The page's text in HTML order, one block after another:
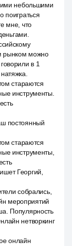
небольшими
поиграться
мне, что
рынком можно
в 1
стараются
инструменты.
постоянный
стараются
инструменты,
Георгий,
собрались,
мероприятий
Популярность
нетворкинг
онлайн